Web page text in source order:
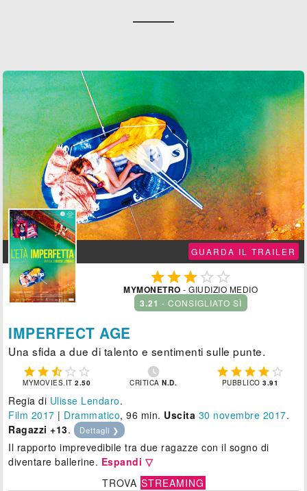

GUARDA IL TRAILER
  
MYMONETRO - GIUDIZIO MEDIO
3.21 - CONSIGLIATO SÌ
IMPERFECT AGE
Una sfida a due di talento e sentimenti sulle punte.
    
MYMOVIES.IT2.50

CRITICAN.D.
    
PUBBLICO3.91
Regia di Ulisse Lendaro.
Film 2017 | Drammatico, 96 min. Uscita 30 novembre 2017.
Ragazzi +13. Dettagli ❯
Il rapporto imprevedibile tra due ragazze con il sogno di
diventare ballerine. Espandi ▽
TROVA STREAMING